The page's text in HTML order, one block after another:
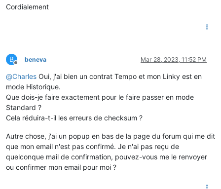
Cordialement
B
Offline
beneva Mar 28, 2023, 11:52 PM
@Charles Oui, j'ai bien un contrat Tempo et mon Linky est en
mode Historique.
Que dois-je faire exactement pour le faire passer en mode
Standard ?
Cela réduira-t-il les erreurs de checksum ?
Autre chose, j'ai un popup en bas de la page du forum qui me dit
que mon email n'est pas confirmé. Je n'ai pas reçu de
quelconque mail de confirmation, pouvez-vous me le renvoyer
ou confirmer mon email pour moi ?